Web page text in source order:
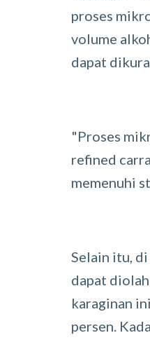
proses
volume
dapat
"Proses
refined
memenuhi
Selain itu,
dapat
karaginan
persen.